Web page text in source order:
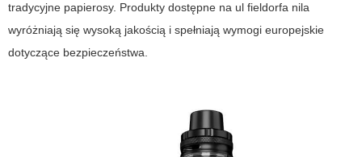
tradycyjne papierosy. Produkty dostępne na ul fieldorfa nila
wyróżniają się wysoką jakością i spełniają wymogi europejskie
dotyczące bezpieczeństwa.